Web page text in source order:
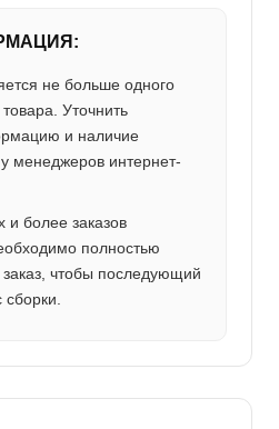
не больше одного
Уточнить
и наличие
менеджеров интернет-
и более заказов
полностью
чтобы последующий